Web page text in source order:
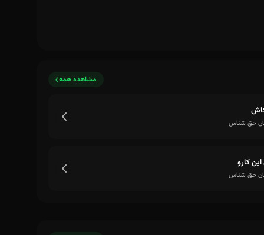
مشاهده همه
حق شناس
کارو
حق شناس